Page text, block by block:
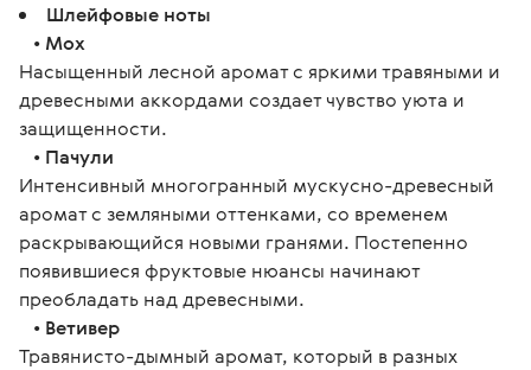
Шлейфовые ноты
• Мох
Насыщенный лесной аромат с яркими травяными и
древесными аккордами создает чувство уюта и
защищенности.
• Пачули
Интенсивный многогранный мускусно-древесный
аромат с земляными оттенками, со временем
раскрывающийся новыми гранями. Постепенно
появившиеся фруктовые нюансы начинают
преобладать над древесными.
• Ветивер
Травянисто-дымный аромат, который в разных